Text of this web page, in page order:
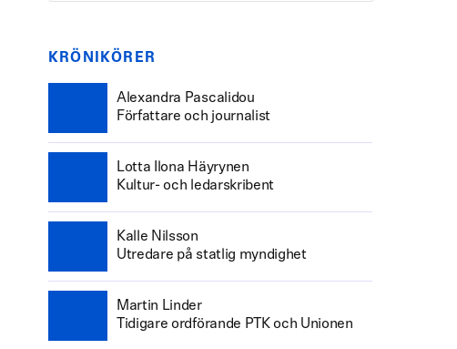
KRÖNIKÖRER
Alexandra Pascalidou
Författare och journalist
Lotta Ilona Häyrynen
Kultur- och ledarskribent
Kalle Nilsson
Utredare på statlig myndighet
Martin Linder
Tidigare ordförande PTK och Unionen